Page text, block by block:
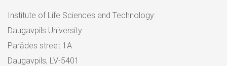
Institute of Life Sciences and Technology:
Daugavpils University
Parādes street 1A
Daugavpils, LV-5401